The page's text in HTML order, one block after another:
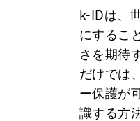
k-IDは、
にするこ
さを期待
だけでは
ー保護が
識する方